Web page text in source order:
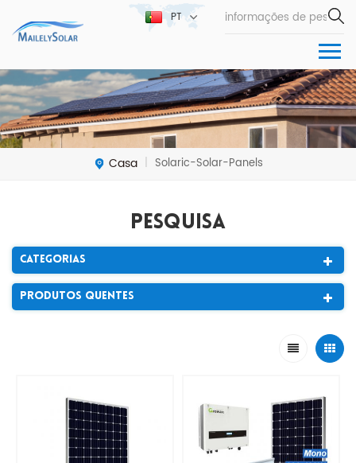
PT
Casa | Solaric-Solar-Panels
Pesquisa
Categorias
Produtos Quentes